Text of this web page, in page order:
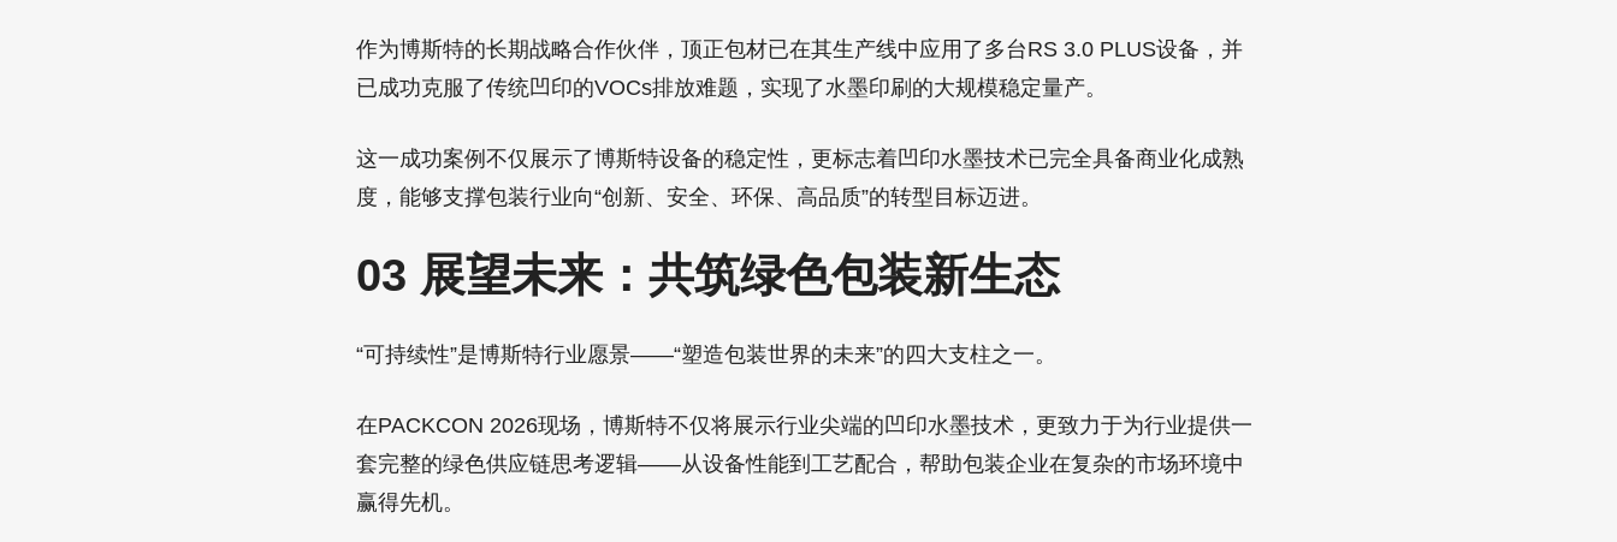
作为博斯特的长期战略合作伙伴，顶正包材已在其生产线中应用了多台RS 3.0 PLUS设备，并
已成功克服了传统凹印的VOCs排放难题，实现了水墨印刷的大规模稳定量产。
这一成功案例不仅展示了博斯特设备的稳定性，更标志着凹印水墨技术已完全具备商业化成熟
度，能够支撑包装行业向“创新、安全、环保、高品质”的转型目标迈进。
03 展望未来：共筑绿色包装新生态
“可持续性”是博斯特行业愿景——“塑造包装世界的未来”的四大支柱之一。
在PACKCON 2026现场，博斯特不仅将展示行业尖端的凹印水墨技术，更致力于为行业提供一
套完整的绿色供应链思考逻辑——从设备性能到工艺配合，帮助包装企业在复杂的市场环境中
赢得先机。